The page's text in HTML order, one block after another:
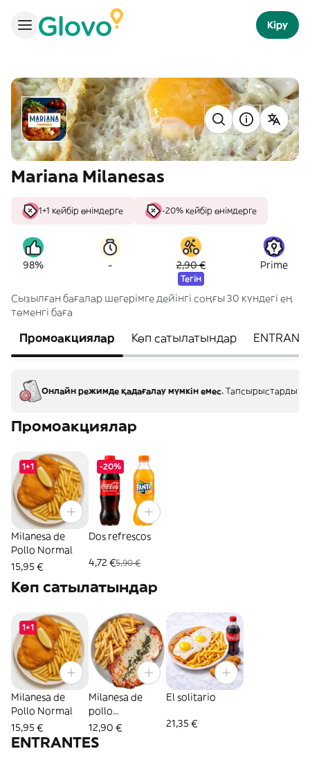
Кіру
Mariana Milanesas
1+1 кейбір өнімдерге -20% кейбір өнімдерге
98% - 2,90 €
Тегін
Prime
Сызылған бағалар шегерімге дейінгі соңғы 30 күндегі ең
төменгі баға
Промоакциялар Көп сатылатындар
Онлайн режимде қадағалау мүмкін емес. Тапсырыстарды
Промоакциялар
1+1
Milanesa de
Pollo Normal
15,95 €
-20%
Dos refrescos
4,72 €5,90 €
Көп сатылатындар
1+1
Milanesa de
Pollo Normal
15,95 €
Milanesa de
pollo
Napolitana
12,90 €
El solitario
21,35 €
ENTRANTES